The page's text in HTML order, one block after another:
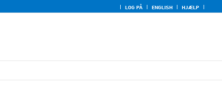
LOG PÅ ENGLISH HJÆLP